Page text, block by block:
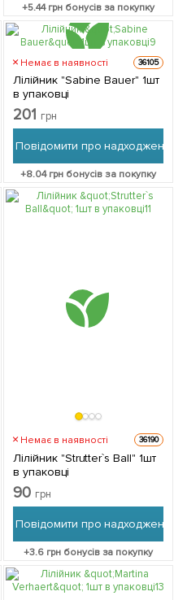
+5.44грн бонусів за покупку
Немає в наявності 36105
Лілійник "Sabine Bauer" 1шт
в упаковці
201 грн
Повідомити про надходження
+8.04грн бонусів за покупку
Немає в наявності 36190
Лілійник "Strutter`s Ball" 1шт
в упаковці
90 грн
Повідомити про надходження
+3.6грн бонусів за покупку